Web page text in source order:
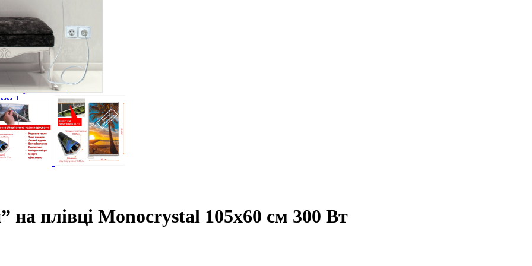
Під плитку. Клас М 1
Клас М 2
1
м.п.)
кабеля
на плівці Monocrystal 105x60 см 300 Вт